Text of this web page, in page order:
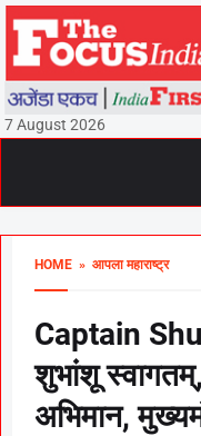
7 August 2026
HOME » आपला महाराष्ट्र
Captain
शुभांशू
अभिमान,